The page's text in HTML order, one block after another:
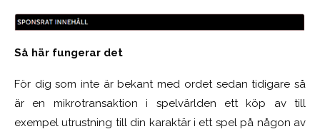
Så här fungerar det
För dig som inte är bekant med ordet sedan tidigare så
är en mikrotransaktion i spelvärlden ett köp av till
exempel utrustning till din karaktär i ett spel på någon av